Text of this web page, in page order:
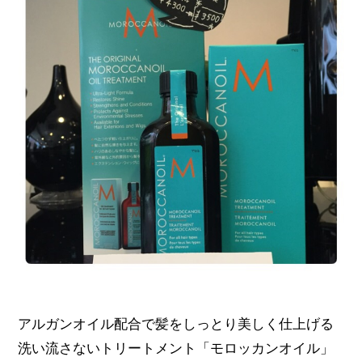
アルガンオイル配合で髪をしっとり美しく仕上げる
洗い流さないトリートメント「モロッカンオイル」